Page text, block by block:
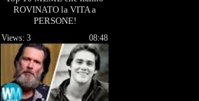
ROVINATO la VITA a
PERSONE!
08:48
Views: 3